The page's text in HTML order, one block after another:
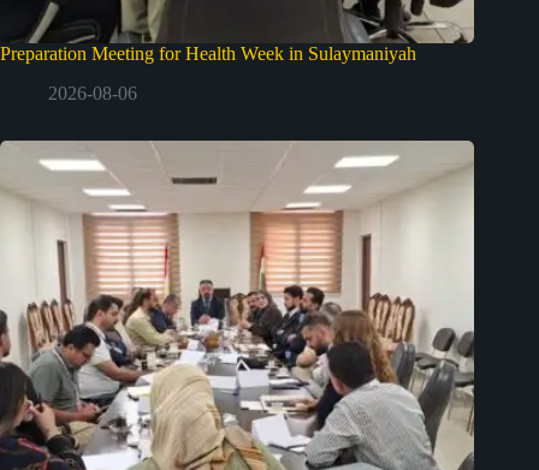
Preparation Meeting for Health Week in Sulaymaniyah
2026-08-06